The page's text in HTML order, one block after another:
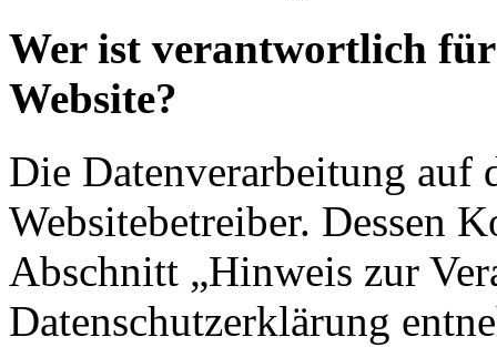
Wer ist verantwortlich für
Website?
Die Datenverarbeitung auf
Websitebetreiber. Dessen
Abschnitt „Hinweis zur
Datenschutzerklärung